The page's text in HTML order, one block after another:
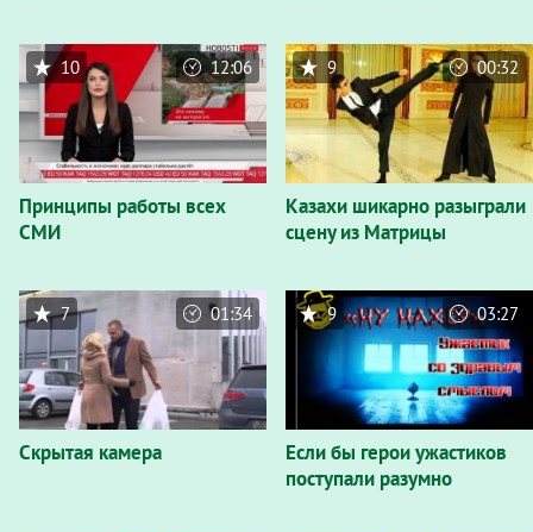
Принципы работы всех
СМИ
10 12:06
Казахи шикарно разыграли
сцену из Матрицы
9 00:32
Cкрытая камера
7 01:34
Если бы герои ужастиков
поступали разумно
9 03:27